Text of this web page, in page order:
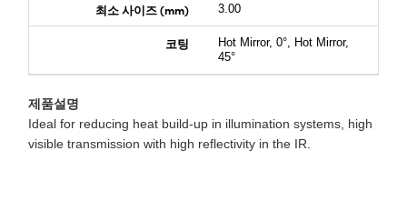
최소 사이즈 (mm) 3.00
코팅
Hot Mirror, 0°, Hot Mirror,
45°
제품설명
Ideal for reducing heat build-up in illumination systems, high
visible transmission with high reflectivity in the IR.